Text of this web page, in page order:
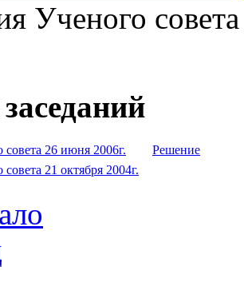
Ученого
совета 26 июня 2006г.
Решение
21 октября 2004г.